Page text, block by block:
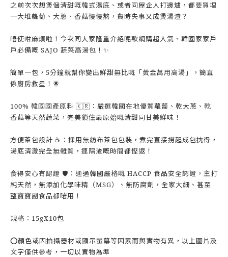
之前次次想煲個清甜嘅韓式湯底、或者同屋企人打邊爐，都要買埋
一大堆蘿蔔、大蔥、香菇慢慢熬，費時失事又成煲湯渣？
唔使咁麻煩啦！今次同大家隆重介紹呢款網購超人氣、韓國家家戶
戶必備嘅 SAJO 蔬菜高湯包！✨
簡單一包，5分鐘就幫你變出鮮甜無比嘅「黃金萬用高湯」，簡直
係廚房救星！🌟
100% 韓國國產原料 🇰🇷：嚴選韓國在地優質蘿蔔、乾大蔥、乾
香菇等天然蔬菜，完美鎖住最原始嘅清甜同甘美鮮味！
方便茶包設計 ☕：採用無紡布茶包包裝，煮完直接撈起成包抌得，
湯底清澈完全無雜質，連隔渣嘅時間都慳返！
食得安心有認證 🛡️：通過韓國嚴格嘅 HACCP 食品安全認證，主打
純天然，無添加化學味精（MSG）、無防腐劑，全家大細、甚至
整寶寶副食品都啱用！
規格：15gX10包
⭕顏色或因拍攝器材或顯示螢幕等因素而與實物有異，以上圖片及
文字僅供參考，一切以實物為準